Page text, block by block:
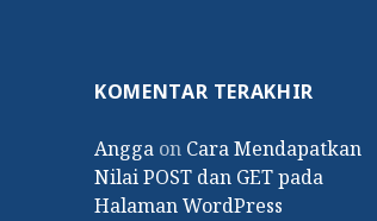
KOMENTAR TERAKHIR
Angga on Cara Mendapatkan
Nilai POST dan GET pada
Halaman WordPress